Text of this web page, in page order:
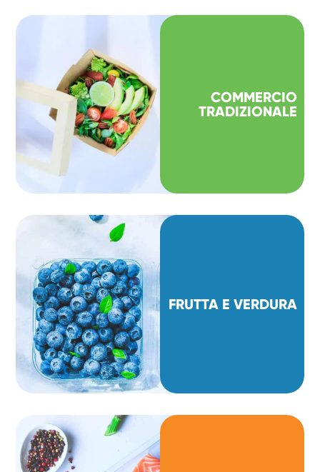
COMMERCIO
TRADIZIONALE
FRUTTA E VERDURA